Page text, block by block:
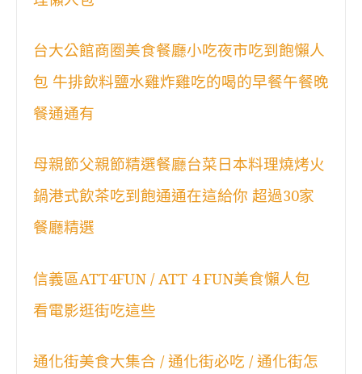
台大公館商圈美食餐廳小吃夜市吃到飽懶人
包 牛排飲料鹽水雞炸雞吃的喝的早餐午餐晚
餐通通有
母親節父親節精選餐廳台菜日本料理燒烤火
鍋港式飲茶吃到飽通通在這給你 超過30家
餐廳精選
信義區ATT4FUN / ATT 4 FUN美食懶人包
看電影逛街吃這些
通化街美食大集合 / 通化街必吃 / 通化街怎